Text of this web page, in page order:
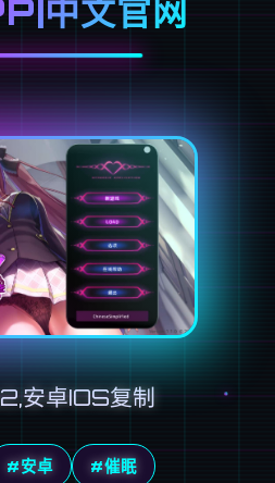
中文官网
安卓IOS复制
#安卓 #催眠